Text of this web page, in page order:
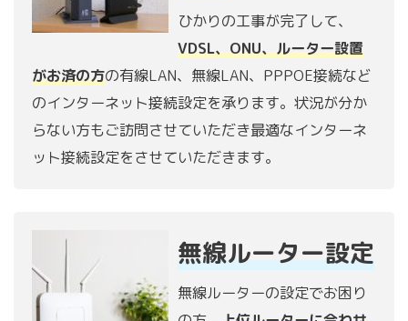
ひかりの工事が完了して、
VDSL、ONU、ルーター設置
がお済の方の有線LAN、無線LAN、PPPOE接続など
のインターネット接続設定を承ります。状況が分か
らない方もご訪問させていただき最適なインターネ
ット接続設定をさせていただきます。
無線ルーター設定
無線ルーターの設定でお困り